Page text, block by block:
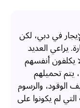
في دبي، لكن
يراعي العديد
يكلفون أنفسهم
يتم تحميلهم
الوقود، والرسوم
لم يكونوا على